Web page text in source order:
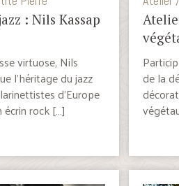
: Nils Kassap
virtuose, Nils
l’héritage du jazz
d’Europe
écrin rock […]
de la